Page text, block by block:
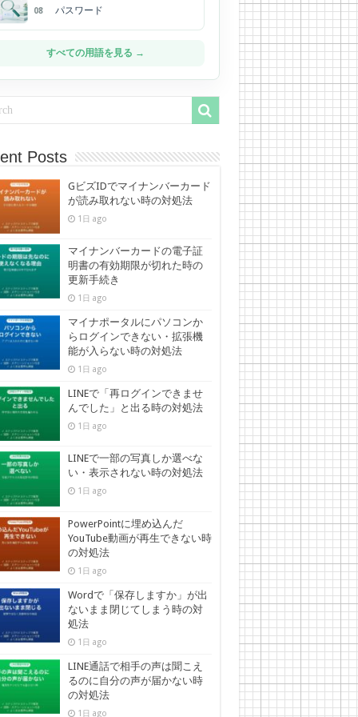
08 パスワード
すべての用語を見る →
Posts
GビズIDでマイナンバーカード
が読み取れない時の対処法
1日 ago
マイナンバーカードの電子証
明書の有効期限が切れた時の
更新手続き
1日 ago
マイナポータルにパソコンか
らログインできない・拡張機
能が入らない時の対処法
1日 ago
LINEで「再ログインできませ
んでした」と出る時の対処法
1日 ago
LINEで一部の写真しか選べな
い・表示されない時の対処法
1日 ago
PowerPointに埋め込んだ
YouTube動画が再生できない時
の対処法
1日 ago
Wordで「保存しますか」が出
ないまま閉じてしまう時の対
処法
1日 ago
LINE通話で相手の声は聞こえ
るのに自分の声が届かない時
の対処法
1日 ago